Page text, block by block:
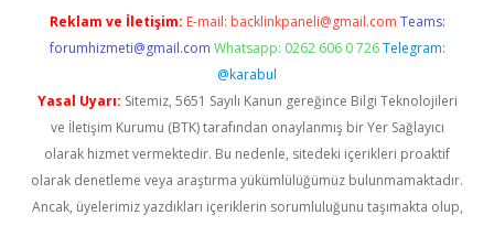
Reklam ve İletişim: E-mail: backlinkpaneli@gmail.com Teams:
forumhizmeti@gmail.com Whatsapp: 0262 606 0 726 Telegram:
@karabul
Yasal Uyarı: Sitemiz, 5651 Sayılı Kanun gereğince Bilgi Teknolojileri
ve İletişim Kurumu (BTK) tarafından onaylanmış bir Yer Sağlayıcı
olarak hizmet vermektedir. Bu nedenle, sitedeki içerikleri proaktif
olarak denetleme veya araştırma yükümlülüğümüz bulunmamaktadır.
Ancak, üyelerimiz yazdıkları içeriklerin sorumluluğunu taşımakta olup,